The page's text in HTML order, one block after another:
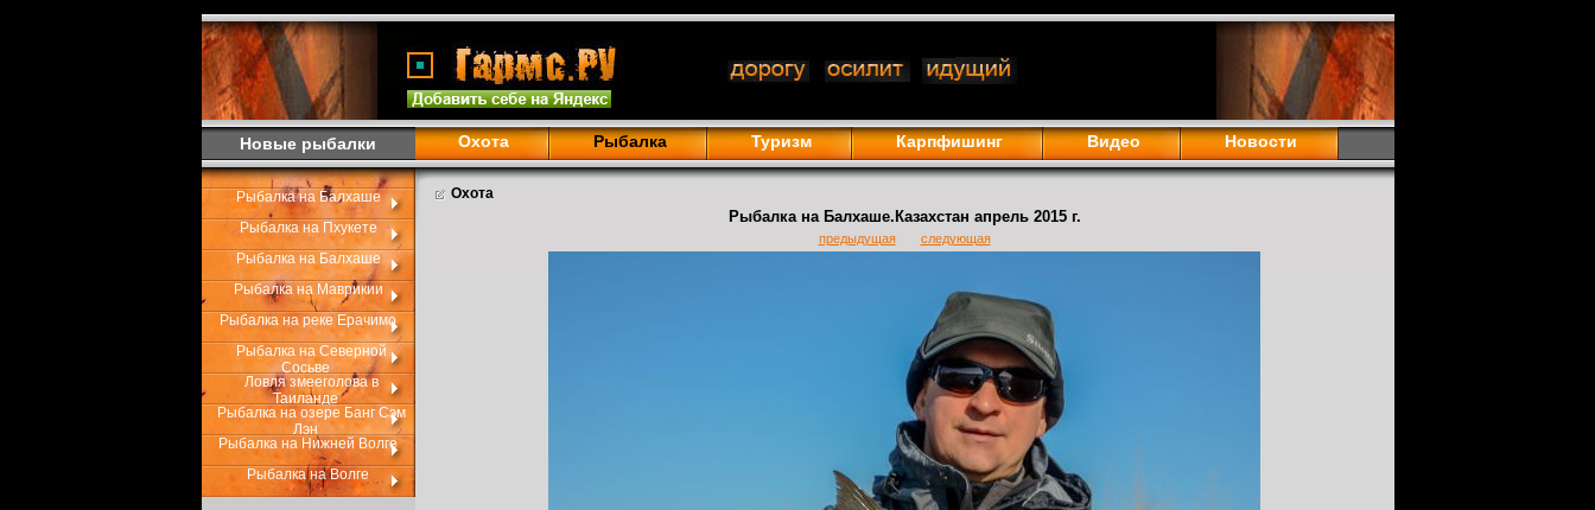
Новые рыбалки Охота Рыбалка Туризм Карпфишинг Видео Новости
Рыбалка на Балхаше
Рыбалка на Пхукете
Рыбалка на Балхаше
Рыбалка на Маврикии
Рыбалка на реке Ерачимо
Рыбалка на Северной
Сосьве
Ловля змееголова в
Таиланде
Рыбалка на озере Банг Сэм
Лэн
Рыбалка на Нижней Волге
Рыбалка на Волге
Охота
Рыбалка на Балхаше.Казахстан апрель 2015 г.
предыдущая следующая